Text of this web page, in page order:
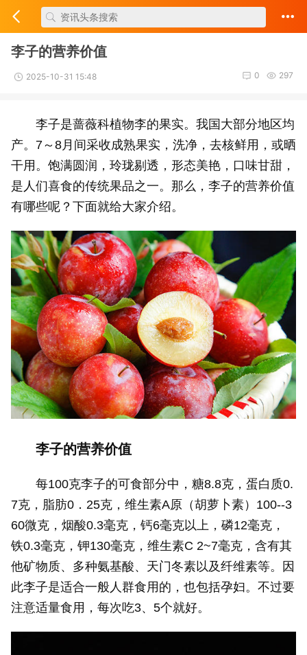
李子的营养价值
2025-10-31 15:48 297
0
李子是蔷薇科植物李的果实。我国大部分地区均
产。7～8月间采收成熟果实，洗净，去核鲜用，或晒
干用。饱满圆润，玲珑剔透，形态美艳，口味甘甜，
是人们喜食的传统果品之一。那么，李子的营养价值
有哪些呢？下面就给大家介绍。
李子的营养价值
每100克李子的可食部分中，糖8.8克，蛋白质0.
7克，脂肪0．25克，维生素A原（胡萝卜素）100--3
60微克，烟酸0.3毫克，钙6毫克以上，磷12毫克，
铁0.3毫克，钾130毫克，维生素C 2~7毫克，含有其
他矿物质、多种氨基酸、天门冬素以及纤维素等。因
此李子是适合一般人群食用的，也包括孕妇。不过要
注意适量食用，每次吃3、5个就好。